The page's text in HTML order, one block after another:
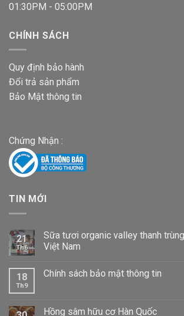
01:30PM - 05:00PM
CHÍNH SÁCH
Quy định bảo hành
Đổi trả sản phẩm
Bảo Mật thông tin
Chứng Nhận :
TIN MỚI
21
Th6
Sữa tươi organic valley thanh
Việt Nam
18
Th9
Chính sách bảo mật thông tin
Hồng sâm hữu cơ Hàn Quốc